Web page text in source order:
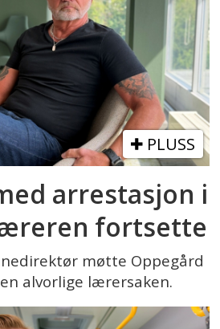
PLUSS
arrestasjon i
fortsette
møtte Oppegård
alvorlige lærersaken.